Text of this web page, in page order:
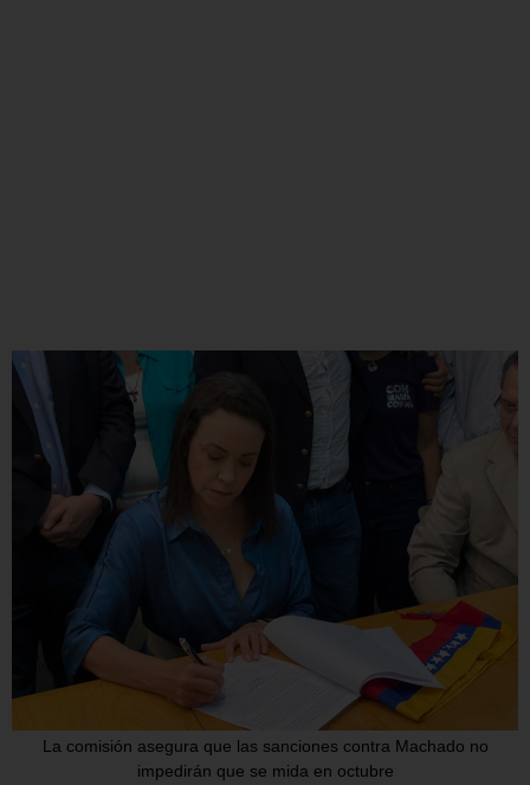
La comisión asegura que las sanciones contra Machado no
impedirán que se mida en octubre